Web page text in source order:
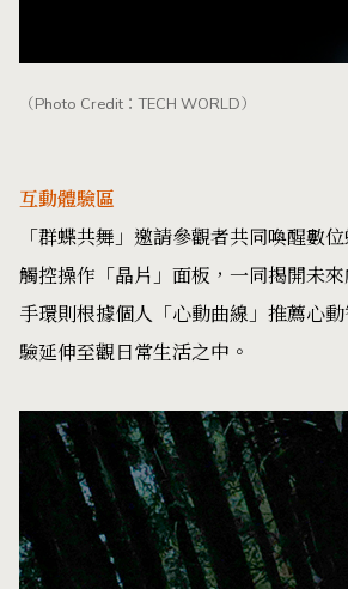
（Photo Credit：TECH WORLD）
互動體驗區
「群蝶共舞」邀請參觀者共同喚醒數
觸控操作「晶片」面板，一同揭開未
手環則根據個人「心動曲線」推薦心
驗延伸至觀日常生活之中。